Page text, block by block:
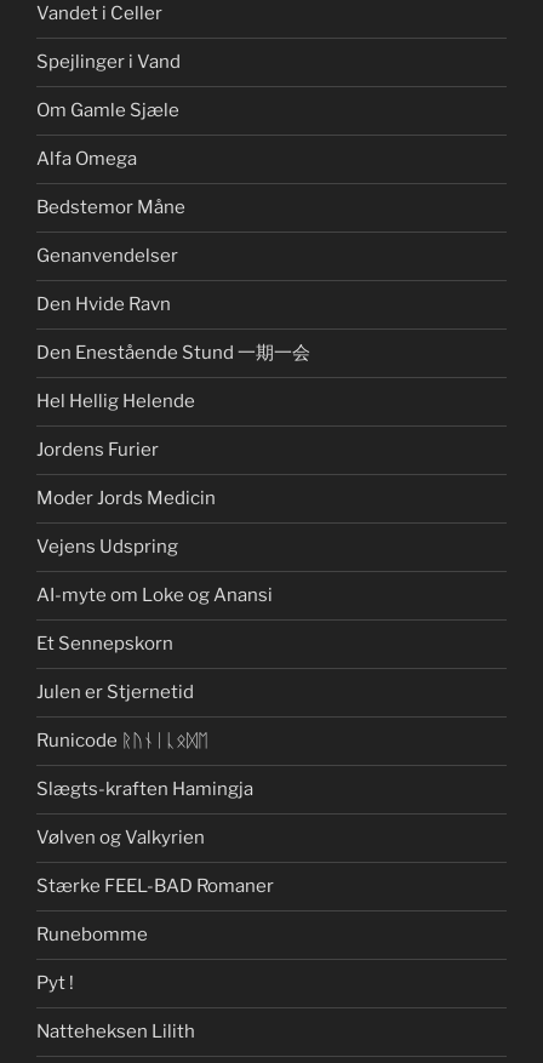
Vandet i Celler
Spejlinger i Vand
Om Gamle Sjæle
Alfa Omega
Bedstemor Måne
Genanvendelser
Den Hvide Ravn
Den Enestående Stund 一期一会
Hel Hellig Helende
Jordens Furier
Moder Jords Medicin
Vejens Udspring
AI-myte om Loke og Anansi
Et Sennepskorn
Julen er Stjernetid
Runicode ᚱᚢᚾᛁᚳᛟᛞᛖ
Slægts-kraften Hamingja
Vølven og Valkyrien
Stærke FEEL-BAD Romaner
Runebomme
Pyt !
Natteheksen Lilith